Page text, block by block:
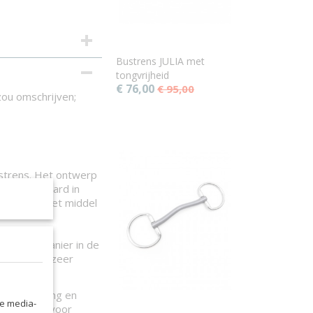
omschrijven;
Het ontwerp
het paard in
bit in het middel
manier in de
een zeer
de tong en
voor
Bustrens JULIA met
tongvrijheid
€ 76,00 € 95,00
media-